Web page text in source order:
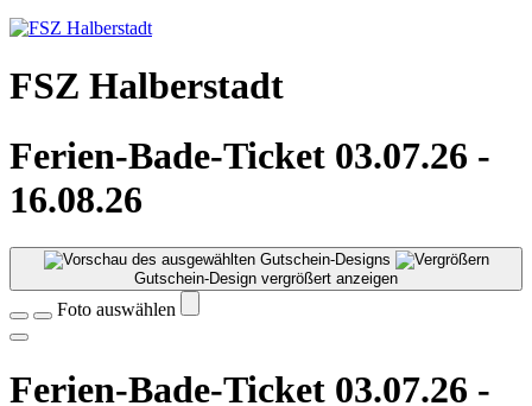
FSZ Halberstadt
Ferien-Bade-Ticket 03.07.26 -
16.08.26
Gutschein-Design vergrößert anzeigen
Foto auswählen
Ferien-Bade-Ticket 03.07.26 -